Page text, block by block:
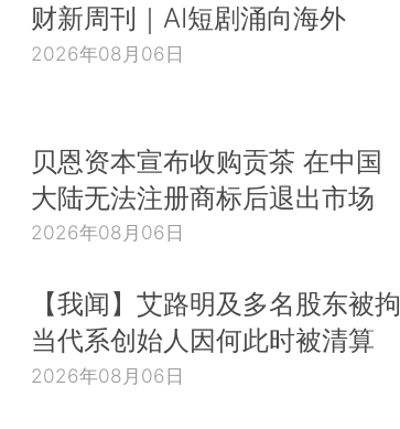
财新周刊｜AI短剧涌向海外
2026年08月06日
贝恩资本宣布收购贡茶 在中国
大陆无法注册商标后退出市场
2026年08月06日
【我闻】艾路明及多名股东被拘
当代系创始人因何此时被清算
2026年08月06日